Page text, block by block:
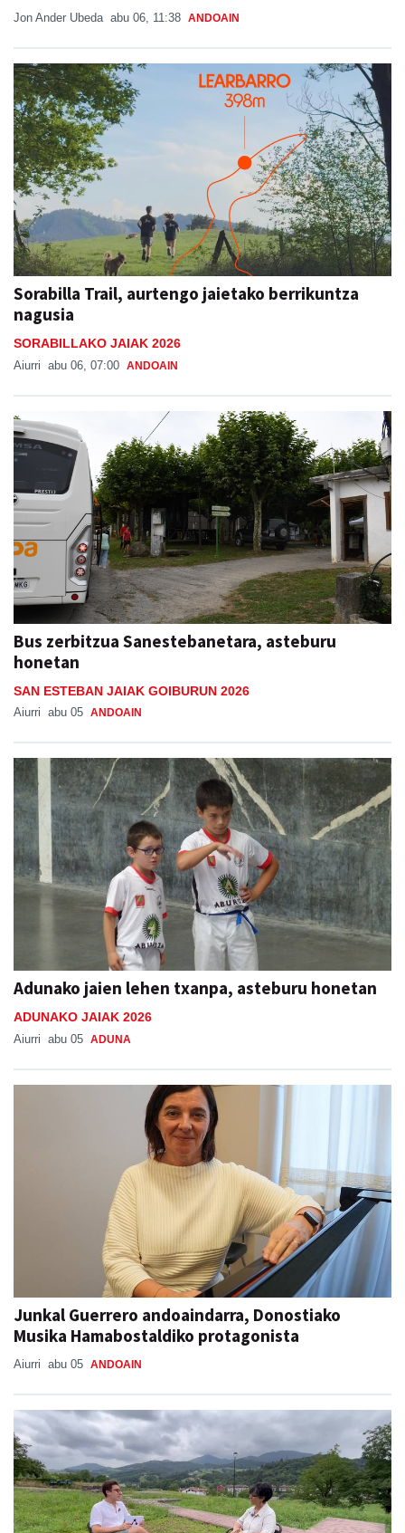
Jon Ander Ubeda abu 06, 11:38 ANDOAIN
Sorabilla Trail, aurtengo jaietako berrikuntza
nagusia
SORABILLAKO JAIAK 2026
Aiurri abu 06, 07:00 ANDOAIN
Bus zerbitzua Sanestebanetara, asteburu
honetan
SAN ESTEBAN JAIAK GOIBURUN 2026
Aiurri abu 05 ANDOAIN
Adunako jaien lehen txanpa, asteburu honetan
ADUNAKO JAIAK 2026
Aiurri abu 05 ADUNA
Junkal Guerrero andoaindarra, Donostiako
Musika Hamabostaldiko protagonista
Aiurri abu 05 ANDOAIN